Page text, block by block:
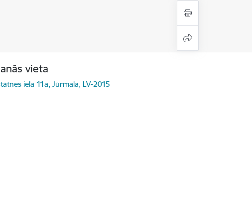
vieta
iela 11a, Jūrmala, LV-2015